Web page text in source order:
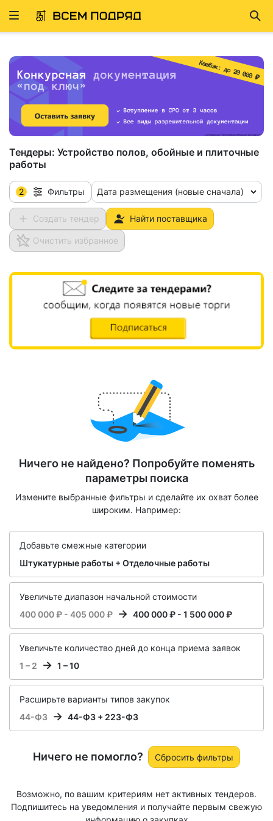
Развернуть
Тендеры: Устройство полов, обойные и плиточные
работы
2 Фильтры Дата размещения (новые сначала)
Создать тендер Найти поставщика
Очистить избранное
Ничего не найдено? Попробуйте поменять
параметры поиска
Измените выбранные фильтры и сделайте их охват более
широким. Например:
Добавьте смежные категории
Штукатурные работы + Отделочные работы
Увеличьте диапазон начальной стоимости
400 000 ₽ - 405 000 ₽
400 000 ₽ - 1 500 000 ₽
Увеличьте количество дней до конца приема заявок
1 – 2
1 – 10
Расширьте варианты типов закупок
44-ФЗ
44-ФЗ + 223-ФЗ
Ничего не помогло? Сбросить фильтры
Возможно, по вашим критериям нет активных тендеров.
Подпишитесь на уведомления и получайте первым свежую